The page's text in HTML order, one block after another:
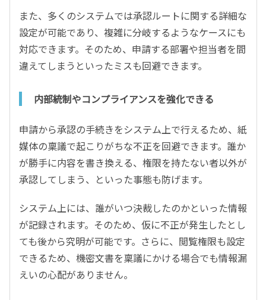
また、多くのシステムでは承認ルートに関する詳細な
設定が可能であり、複雑に分岐するようなケースにも
対応できます。そのため、申請する部署や担当者を間
違えてしまうといったミスも回避できます。
内部統制やコンプライアンスを強化できる
申請から承認の手続きをシステム上で行えるため、紙
媒体の稟議で起こりがちな不正を回避できます。誰か
が勝手に内容を書き換える、権限を持たない者以外が
承認してしまう、といった事態も防げます。
システム上には、誰がいつ決裁したのかといった情報
が記録されます。そのため、仮に不正が発生したとし
ても後から究明が可能です。さらに、閲覧権限も設定
できるため、機密文書を稟議にかける場合でも情報漏
えいの心配がありません。